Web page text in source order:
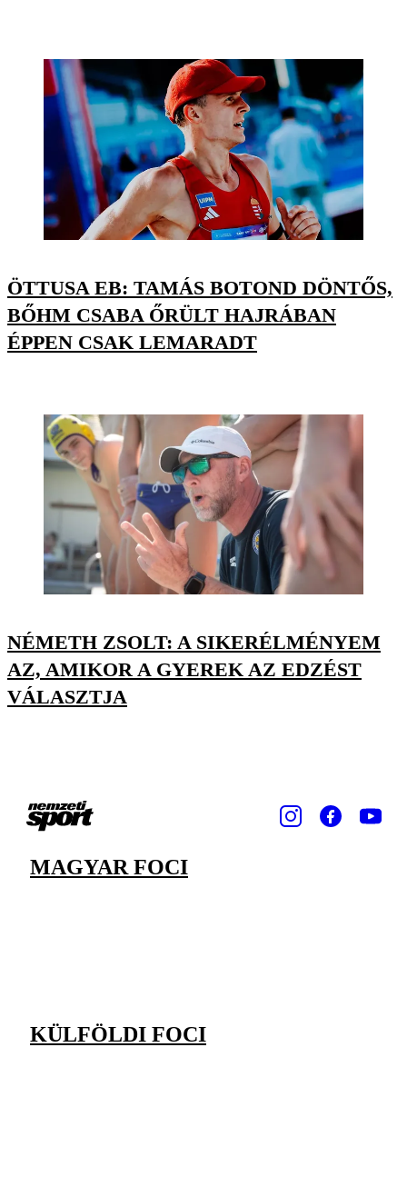
ÖTTUSA EB: TAMÁS BOTOND DÖNTŐS,
BŐHM CSABA ŐRÜLT HAJRÁBAN
ÉPPEN CSAK LEMARADT
NÉMETH ZSOLT: A SIKERÉLMÉNYEM
AZ, AMIKOR A GYEREK AZ EDZÉST
VÁLASZTJA
MAGYAR FOCI
KÜLFÖLDI FOCI